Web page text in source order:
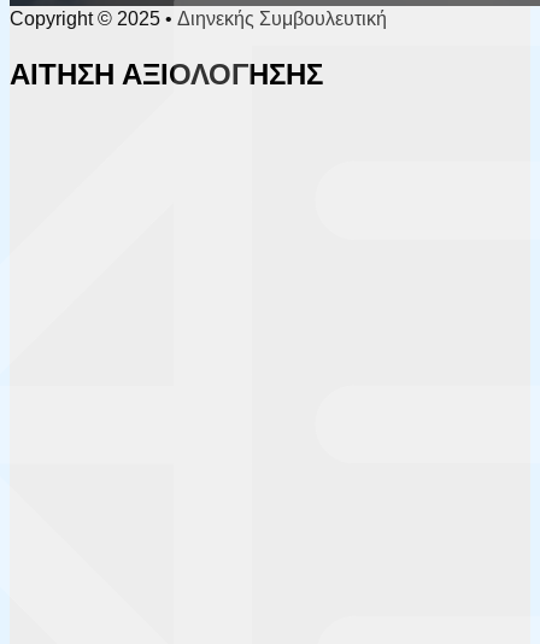
Copyright © 2025 • Διηνεκής Συμβουλευτική
ΑΙΤΗΣΗ ΑΞΙΟΛΟΓΗΣΗΣ